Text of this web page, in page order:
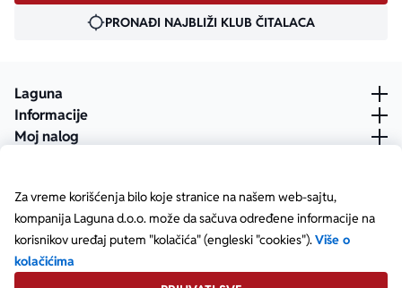
Za vreme korišćenja bilo koje stranice na našem web-sajtu,
kompanija Laguna d.o.o. može da sačuva određene informacije na
korisnikov uređaj putem "kolačića" (engleski "cookies").Više o
kolačićima
PRONAĐI NAJBLIŽI KLUB ČITALACA
Laguna
Informacije
Moj nalog